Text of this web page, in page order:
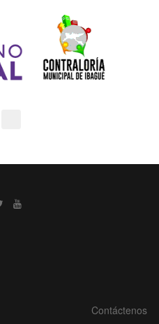
Contáctenos